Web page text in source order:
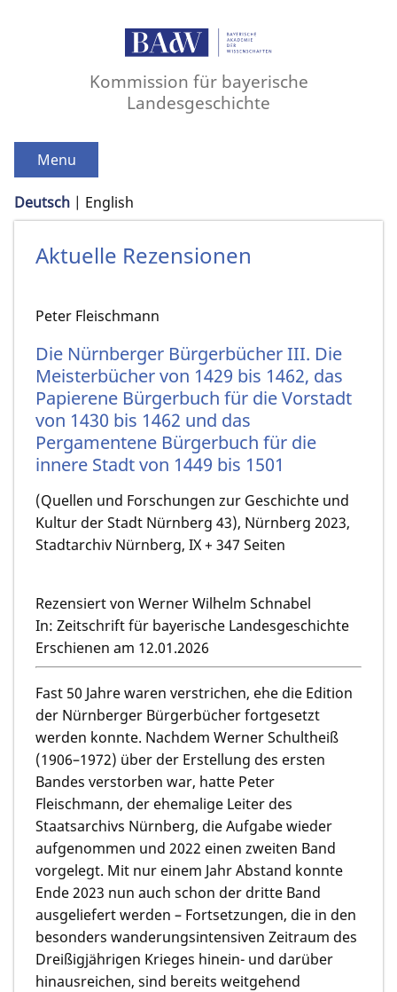
Kommission für bayerische
Landesgeschichte
Menu
Deutsch English
Aktuelle Rezensionen
Peter Fleischmann
Die Nürnberger Bürgerbücher III. Die
Meisterbücher von 1429 bis 1462, das
Papierene Bürgerbuch für die Vorstadt
von 1430 bis 1462 und das
Pergamentene Bürgerbuch für die
innere Stadt von 1449 bis 1501
(Quellen und Forschungen zur Geschichte und
Kultur der Stadt Nürnberg 43), Nürnberg 2023,
Stadtarchiv Nürnberg, IX + 347 Seiten
Rezensiert von Werner Wilhelm Schnabel
In: Zeitschrift für bayerische Landesgeschichte
Erschienen am 12.01.2026
Fast 50 Jahre waren verstrichen, ehe die Edition
der Nürnberger Bürgerbücher fortgesetzt
werden konnte. Nachdem Werner Schultheiß
(1906–1972) über der Erstellung des ersten
Bandes verstorben war, hatte Peter
Fleischmann, der ehemalige Leiter des
Staatsarchivs Nürnberg, die Aufgabe wieder
aufgenommen und 2022 einen zweiten Band
vorgelegt. Mit nur einem Jahr Abstand konnte
Ende 2023 nun auch schon der dritte Band
ausgeliefert werden – Fortsetzungen, die in den
besonders wanderungsintensiven Zeitraum des
Dreißigjährigen Krieges hinein- und darüber
hinausreichen, sind bereits weitgehend